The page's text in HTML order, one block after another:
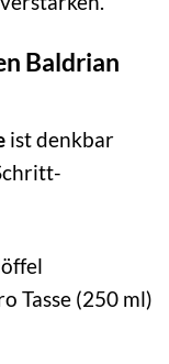
Baldrian
ist denkbar
Tasse (250 ml)